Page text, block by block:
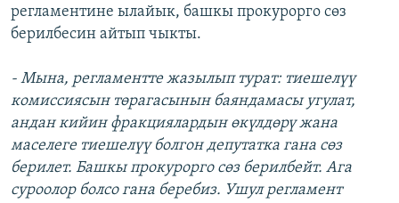
регламентине ылайык, башкы прокурорго сөз
берилбесин айтып чыкты.
- Мына, регламентте жазылып турат: тиешелүү
комиссиясын төрагасынын баяндамасы угулат,
андан кийин фракциялардын өкүлдөрү жана
маселеге тиешелүү болгон депутатка гана сөз
берилет. Башкы прокурорго сөз берилбейт. Ага
суроолор болсо гана беребиз. Ушул регламент